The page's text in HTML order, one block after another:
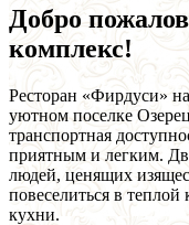
Добро
комплекс!
Ресторан «Фирдуси»
уютном поселке
транспортная
приятным и легким.
людей, ценящих
повеселиться в
кухни.